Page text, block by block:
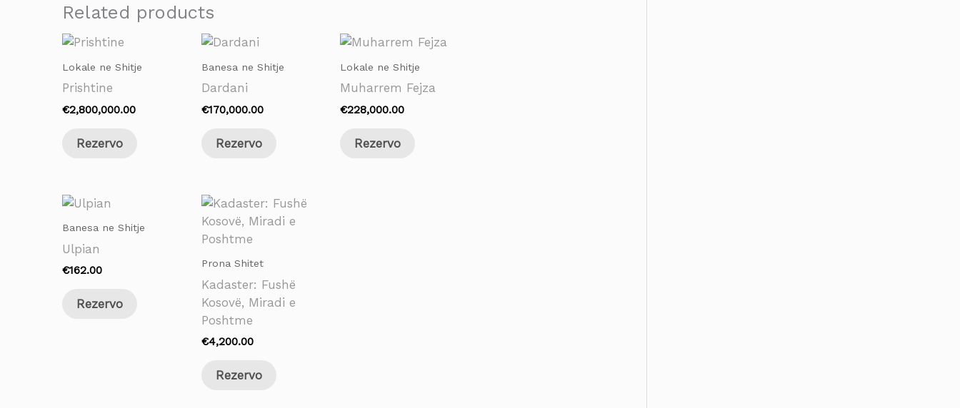
Related products
Lokale ne Shitje
Prishtine
€2,800,000.00
Rezervo
Banesa ne Shitje
Dardani
€170,000.00
Rezervo
Lokale ne Shitje
Muharrem Fejza
€228,000.00
Rezervo
Banesa ne Shitje
Ulpian
€162.00
Rezervo
Prona Shitet
Kadaster: Fushë
Kosovë, Miradi e
Poshtme
€4,200.00
Rezervo